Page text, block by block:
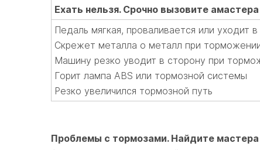
Ехать нельзя. Срочно вызовите
Педаль мягкая, проваливается или уходит в
Скрежет металла о металл при
Машину резко уводит в сторону при
Горит лампа ABS или тормозной системы
Резко увеличился тормозной путь
Проблемы с тормозами. Найдите